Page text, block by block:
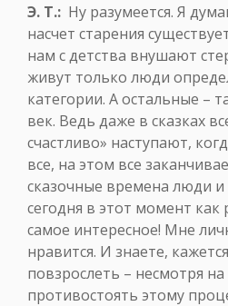
Э. Т.: Ну разумеется. Я
насчет старения
нам с детства внушают
живут только люди
категории. А остальные –
век. Ведь даже в сказках
счастливо» наступают,
все, на этом все
сказочные времена люди и
сегодня в этот момент как
самое интересное! Мне
нравится. И знаете,
повзрослеть – несмотря
противостоять этому